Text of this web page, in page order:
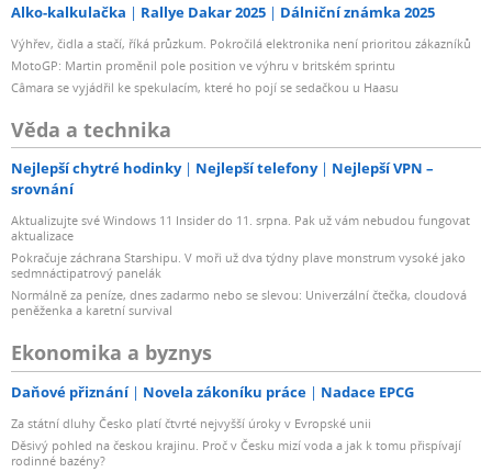
Alko-kalkulačka Rallye Dakar 2025 Dálniční známka 2025
Výhřev, čidla a stačí, říká průzkum. Pokročilá elektronika není prioritou zákazníků
MotoGP: Martin proměnil pole position ve výhru v britském sprintu
Câmara se vyjádřil ke spekulacím, které ho pojí se sedačkou u Haasu
Věda a technika
Nejlepší chytré hodinky Nejlepší telefony
Nejlepší VPN –
srovnání
Aktualizujte své Windows 11 Insider do 11. srpna. Pak už vám nebudou fungovat
aktualizace
Pokračuje záchrana Starshipu. V moři už dva týdny plave monstrum vysoké jako
sedmnáctipatrový panelák
Normálně za peníze, dnes zadarmo nebo se slevou: Univerzální čtečka, cloudová
peněženka a karetní survival
Ekonomika a byznys
Daňové přiznání Novela zákoníku práce Nadace EPCG
Za státní dluhy Česko platí čtvrté nejvyšší úroky v Evropské unii
Děsivý pohled na českou krajinu. Proč v Česku mizí voda a jak k tomu přispívají
rodinné bazény?